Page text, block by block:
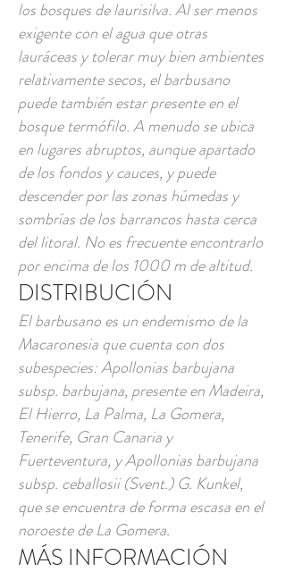
los bosques de laurisilva. Al ser menos
exigente con el agua que otras
lauráceas y tolerar muy bien ambientes
relativamente secos, el barbusano
puede también estar presente en el
bosque termófilo. A menudo se ubica
en lugares abruptos, aunque apartado
de los fondos y cauces, y puede
descender por las zonas húmedas y
sombrías de los barrancos hasta cerca
del litoral. No es frecuente encontrarlo
por encima de los 1000 m de altitud.
DISTRIBUCIÓN
El barbusano es un endemismo de la
Macaronesia que cuenta con dos
subespecies: Apollonias barbujana
subsp. barbujana, presente en Madeira,
El Hierro, La Palma, La Gomera,
Tenerife, Gran Canaria y
Fuerteventura, y Apollonias barbujana
subsp. ceballosii (Svent.) G. Kunkel,
que se encuentra de forma escasa en el
noroeste de La Gomera.
MÁS INFORMACIÓN